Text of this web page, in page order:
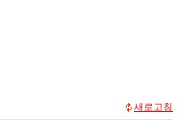
새로고침